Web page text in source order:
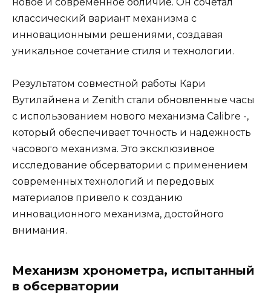
классический вариант механизма с
инновационными решениями, создавая
уникальное сочетание стиля и технологии.
Результатом совместной работы Кари
Вутилайнена и Zenith стали обновленные часы
с использованием нового механизма Calibre -,
который обеспечивает точность и надежность
часового механизма. Это эксклюзивное
исследование обсерватории с применением
современных технологий и передовых
материалов привело к созданию
инновационного механизма, достойного
внимания.
Механизм хронометра, испытанный
в обсерватории